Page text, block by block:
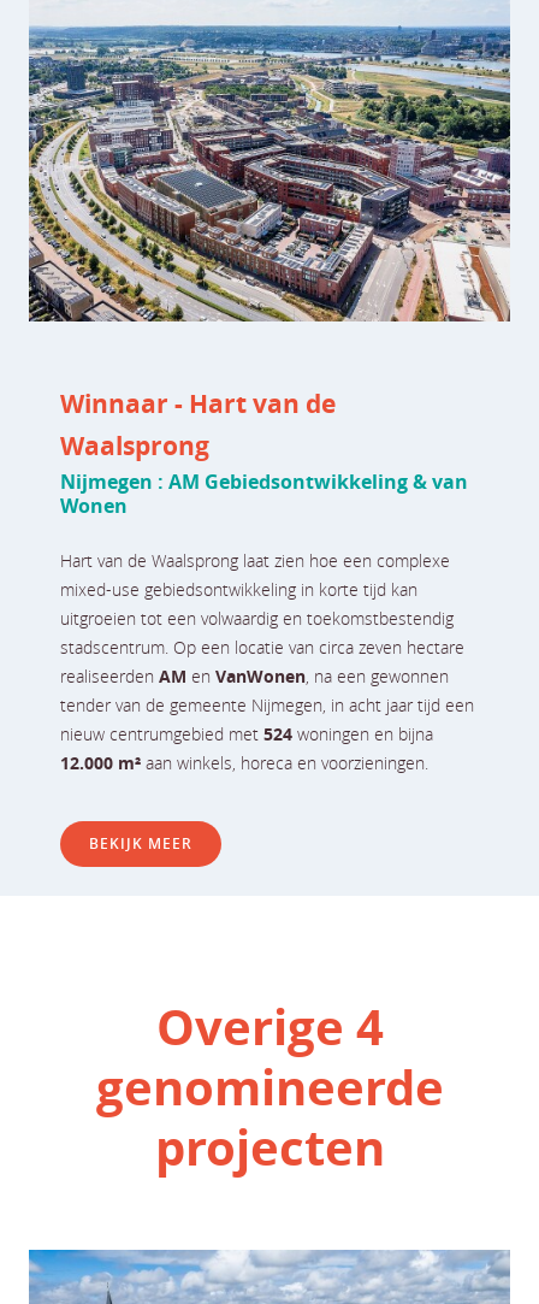
Winnaar - Hart van de
Waalsprong
Nijmegen : AM Gebiedsontwikkeling & van
Wonen
Hart van de Waalsprong laat zien hoe een complexe
mixed-use gebiedsontwikkeling in korte tijd kan
uitgroeien tot een volwaardig en toekomstbestendig
stadscentrum. Op een locatie van circa zeven hectare
realiseerden AM en VanWonen, na een gewonnen
tender van de gemeente Nijmegen, in acht jaar tijd een
nieuw centrumgebied met 524 woningen en bijna
12.000 m² aan winkels, horeca en voorzieningen.
BEKIJK MEER
Overige 4
genomineerde
projecten